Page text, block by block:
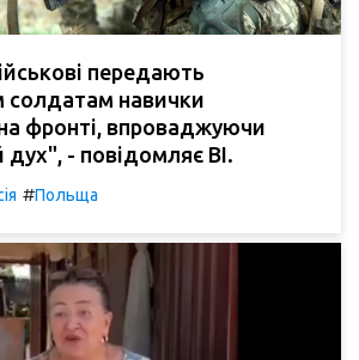
передають
солдатам навички
фронті, впроваджуючи
дух", - повідомляє BI.
#Польща